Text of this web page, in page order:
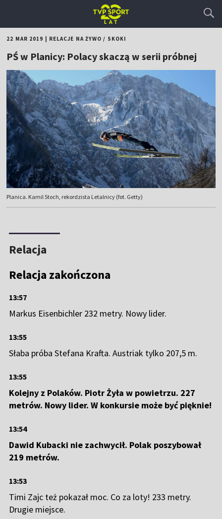
22 MAR 2019 RELACJE NA ŻYWO / SKOKI
PŚ w Planicy: Polacy skaczą w serii próbnej
Planica. Kamil Stoch, rekordzista Letalnicy (fot. Getty)
Relacja
Relacja zakończona
13:57
Markus Eisenbichler 232 metry. Nowy lider.
13:55
Słaba próba Stefana Krafta. Austriak tylko 207,5 m.
13:55
Kolejny z Polaków. Piotr Żyła w powietrzu. 227
metrów. Nowy lider. W konkursie może być pięknie!
13:54
Dawid Kubacki nie zachwycił. Polak poszybował
219 metrów.
13:53
Timi Zajc też pokazał moc. Co za loty! 233 metry.
Drugie miejsce.